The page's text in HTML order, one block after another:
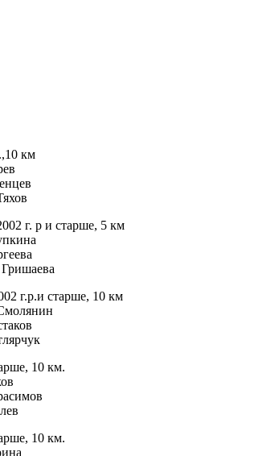
км
г. р и старше, 5 км
г.р.и старше, 10 км
10 км.
10 км.